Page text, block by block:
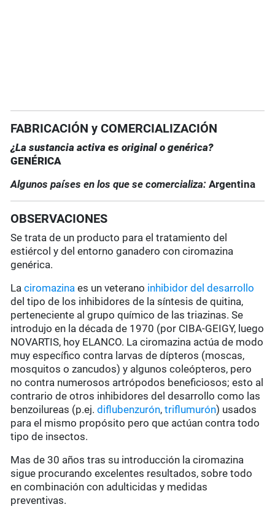
FABRICACIÓN y COMERCIALIZACIÓN
¿La sustancia activa es original o genérica?
GENÉRICA
Algunos países en los que se comercializa:Argentina
OBSERVACIONES
Se trata de un producto para el tratamiento del
estiércol y del entorno ganadero con ciromazina
genérica.
Laciromazina es un veterano inhibidor del desarrollo
del tipo de los inhibidores de la síntesis de quitina,
perteneciente al grupo químico de las triazinas. Se
introdujo en la década de 1970 (por CIBA-GEIGY, luego
NOVARTIS, hoy ELANCO. La ciromazina actúa de modo
muy específico contra larvas de dípteros (moscas,
mosquitos o zancudos) y algunos coleópteros, pero
no contra numerosos artrópodos beneficiosos; esto al
contrario de otros inhibidores del desarrollo como las
benzoilureas (p.ej.diflubenzurón,triflumurón) usados
para el mismo propósito pero que actúan contra todo
tipo de insectos.
Mas de 30 años tras su introducción la ciromazina
sigue procurando excelentes resultados, sobre todo
en combinación con adulticidas y medidas
preventivas.